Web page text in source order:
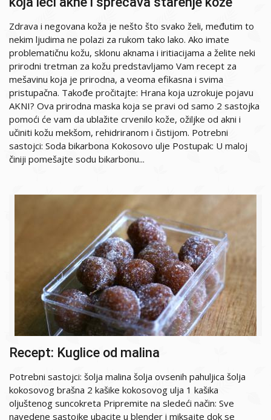
Zdrava i negovana koža je nešto što svako želi, međutim to
nekim ljudima ne polazi za rukom tako lako. Ako imate
problematičnu kožu, sklonu aknama i iritiacijama a želite neki
prirodni tretman za kožu predstavljamo Vam recept za
mešavinu koja je prirodna, a veoma efikasna i svima
pristupačna. Takođe pročitajte: Hrana koja uzrokuje pojavu
AKNI? Ova prirodna maska koja se pravi od samo 2 sastojka
pomoći će vam da ublažite crvenilo kože, ožiljke od akni i
učiniti kožu mekšom, rehidriranom i čistijom. Potrebni
sastojci: Soda bikarbona Kokosovo ulje Postupak: U maloj
činiji pomešajte sodu bikarbonu...
Recept: Kuglice od malina
Potrebni sastojci: šolja malina šolja ovsenih pahuljica šolja
kokosovog brašna 2 kašike kokosovog ulja 1 kašika
oljuštenog suncokreta Pripremite na sledeći način: Sve
navedene sastojke ubacite u blender i miksajte dok se